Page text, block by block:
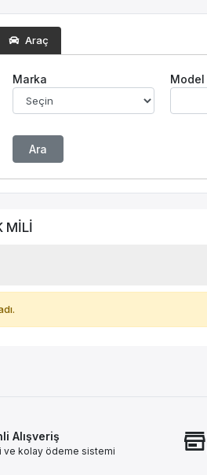
Araç
Marka Model
Ara
MİLİ
Alışveriş
ve kolay ödeme sistemi